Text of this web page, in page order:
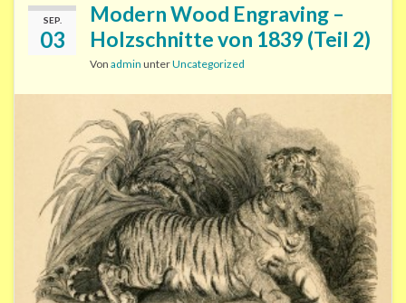
SEP.
03
Modern Wood Engraving –
Holzschnitte von 1839 (Teil 2)
Von admin unterUncategorized